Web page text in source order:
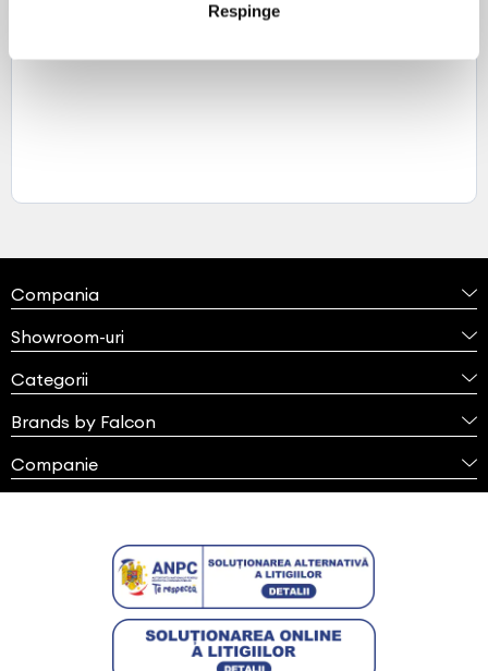
Respinge
Compania
Showroom-uri
Categorii
Brands by Falcon
Companie